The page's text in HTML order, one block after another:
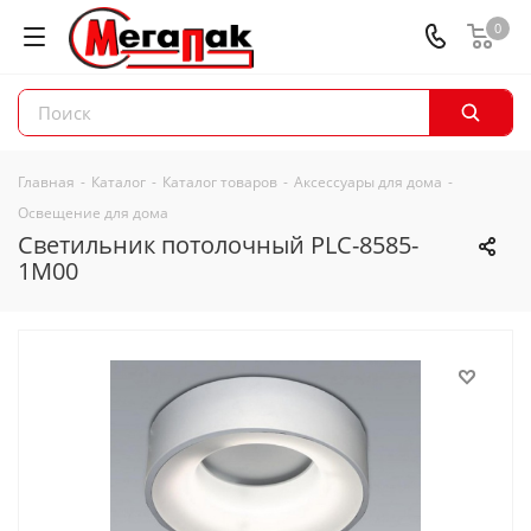
0
Главная - Каталог - Каталог товаров - Аксессуары для дома -
Освещение для дома
Светильник потолочный PLC-8585-
1M00